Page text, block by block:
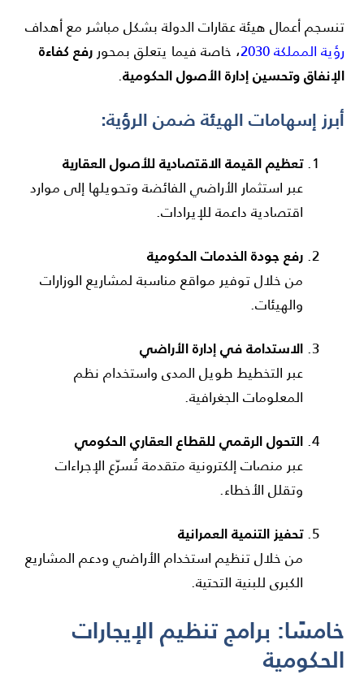
تنسجم أعمال هيئة عقارات الدولة بشكل مباشر مع أهداف
رؤية المملكة 2030
، خاصة فيما يتعلق بمحور رفع كفاءة
الإنفاق وتحسين إدارة الأصول الحكومية.
أبرز إسهامات الهيئة ضمن الرؤية:
تعظيم القيمة الاقتصادية للأصول العقارية
عبر استثمار الأراضي الفائضة وتحويلها إلى موارد
اقتصادية داعمة للإيرادات.
رفع جودة الخدمات الحكومية
من خلال توفير مواقع مناسبة لمشاريع الوزارات
والهيئات.
الاستدامة في إدارة الأراضي
عبر التخطيط طويل المدى واستخدام نظم
المعلومات الجغرافية.
التحول الرقمي للقطاع العقاري الحكومي
عبر منصات إلكترونية متقدمة تُسرّع الإجراءات
وتقلل الأخطاء.
تحفيز التنمية العمرانية
من خلال تنظيم استخدام الأراضي ودعم المشاريع
الكبرى للبنية التحتية.
خامسًا: برامج تنظيم الإيجارات
الحكومية